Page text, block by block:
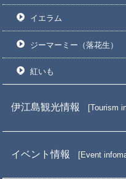
イエラム
ジーマーミー（落花生）
紅いも
伊江島観光情報 Tourism
イベント情報 Event